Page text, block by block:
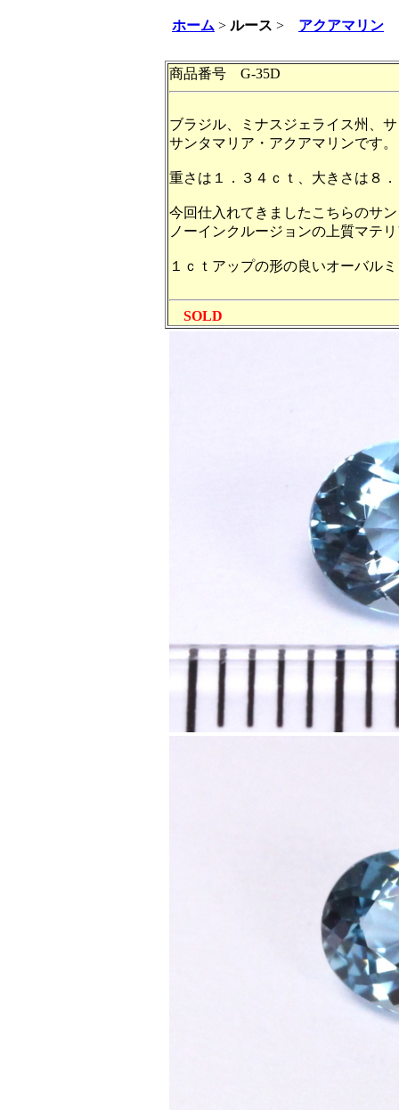
ホーム > ルース > アクアマリン
商品番号 G-35D
ブラジル、ミナスジェライス州、
サンタマリア・アクアマリンです。
重さは１．３４ｃｔ、大きさは８
今回仕入れてきましたこちらのサ
ノーインクルージョンの上質マテ
１ｃｔアップの形の良いオーバル
SOLD